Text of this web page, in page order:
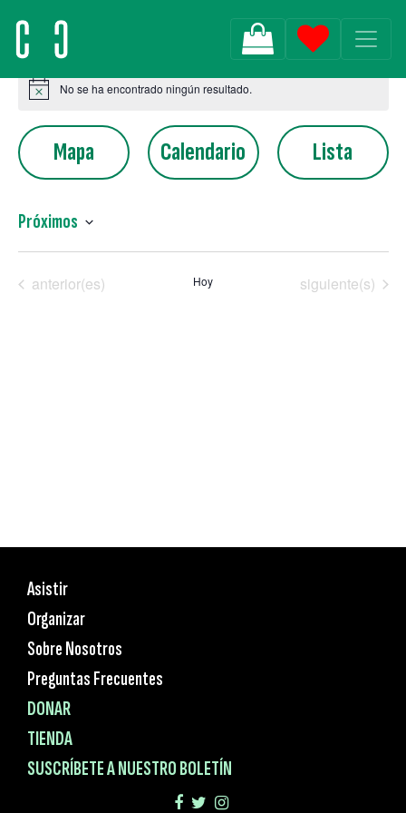
MAIN NAVIGATION
Aviso No se ha encontrado ningún resultado.
Mapa Calendario Lista
Próximos
Selecciona
fecha.
Clubes de Escucha
anterior(es) Hoy Clubes de
siguiente(s)
Asistir
Organizar
Sobre Nosotros
Preguntas Frecuentes
DONAR
TIENDA
SUSCRÍBETE A NUESTRO BOLETÍN